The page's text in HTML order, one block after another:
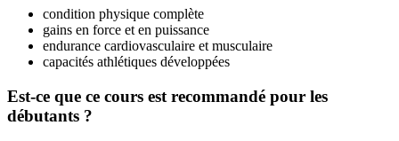
condition physique complète
gains en force et en puissance
endurance cardiovasculaire et musculaire
capacités athlétiques développées
Est-ce que ce cours est recommandé pour les
débutants ?